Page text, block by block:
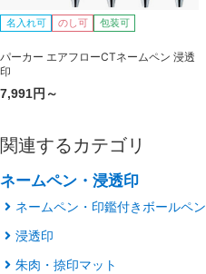
名入れ可 のし可 包装可
パーカー エアフローCTネームペン 浸透
印
7,991円～
関連するカテゴリ
ネームペン・浸透印
ネームペン・印鑑付きボールペン
浸透印
朱肉・捺印マット